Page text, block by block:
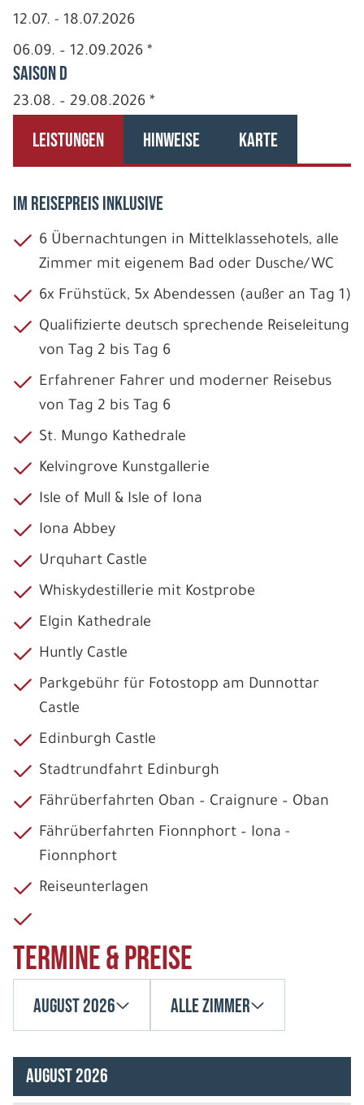
12.07. - 18.07.2026
06.09. – 12.09.2026 *
Saison D
23.08. – 29.08.2026 *
LEISTUNGEN HINWEISE KARTE
IM REISEPREIS INKLUSIVE
6 Übernachtungen in Mittelklassehotels, alle
Zimmer mit eigenem Bad oder Dusche/WC
6x Frühstück, 5x Abendessen (außer an Tag 1)
Qualifizierte deutsch sprechende Reiseleitung
von Tag 2 bis Tag 6
Erfahrener Fahrer und moderner Reisebus
von Tag 2 bis Tag 6
St. Mungo Kathedrale
Kelvingrove Kunstgallerie
Isle of Mull & Isle of Iona
Iona Abbey
Urquhart Castle
Whiskydestillerie mit Kostprobe
Elgin Kathedrale
Huntly Castle
Parkgebühr für Fotostopp am Dunnottar
Castle
Edinburgh Castle
Stadtrundfahrt Edinburgh
Fährüberfahrten Oban – Craignure – Oban
Fährüberfahrten Fionnphort – Iona -
Fionnphort
Reiseunterlagen
Termine & Preise
August 2026 Alle Zimmer
August 2026